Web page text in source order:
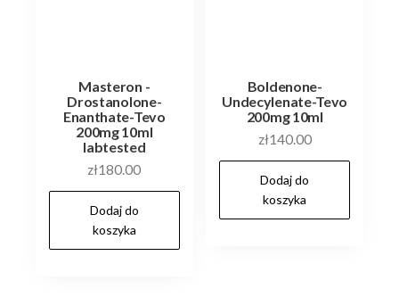
Masteron -
Drostanolone-
Enanthate-Tevo
200mg 10ml
labtested
zł180.00
Dodaj do
koszyka
Boldenone-
Undecylenate-Tevo
200mg 10ml
zł140.00
Dodaj do
koszyka